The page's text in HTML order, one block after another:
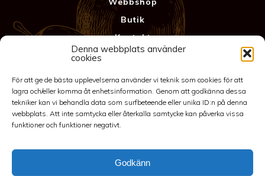
Denna webbplats använder
cookies
För att ge de bästa upplevelserna använder vi teknik som cookies för att
lagra och/eller komma åt enhetsinformation. Genom att godkänna dessa
tekniker kan vi behandla data som surfbeteende eller unika ID:n på denna
webbplats. Att inte samtycka eller återkalla samtycke kan påverka vissa
funktioner och funktioner negativt.
Godkänn
Butik
Kontakt
Anläggning
Integritetspolicy